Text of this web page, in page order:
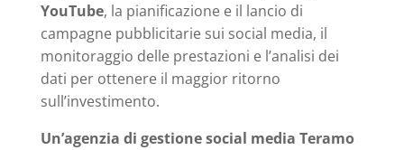
YouTube, la pianificazione e il lancio di
campagne pubblicitarie sui social media, il
monitoraggio delle prestazioni e l’analisi dei
dati per ottenere il maggior ritorno
sull’investimento.
Un’agenzia di gestione social media Teramo